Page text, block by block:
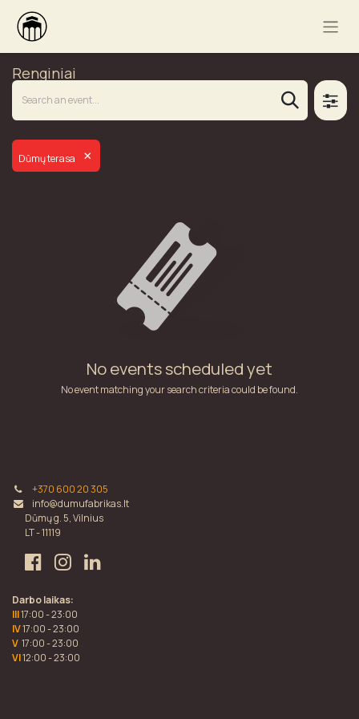
Renginiai
Dūmų terasa ×
No events scheduled yet
No event matching your search criteria could be found.
+370 600 20 305
info@dumufabrikas.lt
Dūmų g. 5, Vilnius
LT - 11119
Darbo laikas:
III17:00 - 23:00
IV17:00 - 23:00
V 17:00 - 23:00
VI12:00 - 23:00